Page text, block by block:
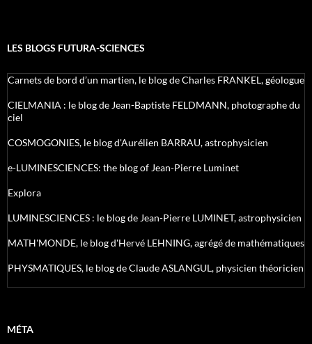
LES BLOGS FUTURA-SCIENCES
Carnets de bord d’un martien, le blog de Charles FRANKEL, géologue
CIELMANIA : le blog de Jean-Baptiste FELDMANN, photographe du
ciel
COSMOGONIES, le blog d'Aurélien BARRAU, astrophysicien
e-LUMINESCIENCES: the blog of Jean-Pierre Luminet
Explora
LUMINESCIENCES : le blog de Jean-Pierre LUMINET, astrophysicien
MATH'MONDE, le blog d'Hervé LEHNING, agrégé de mathématiques
PHYSMATIQUES, le blog de Claude ASLANGUL, physicien théoricien
MÉTA